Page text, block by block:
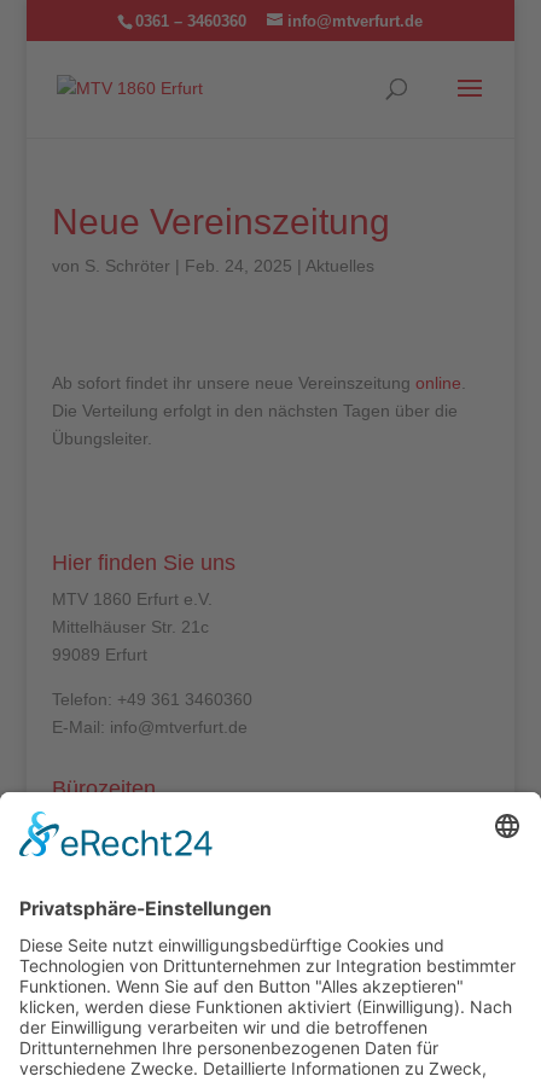
0361 – 3460360 info@mtverfurt.de
Neue Vereinszeitung
von S. Schröter | Feb. 24, 2025 | Aktuelles
Ab sofort findet ihr unsere neue Vereinszeitung online
Die Verteilung erfolgt in den nächsten Tagen über die
Übungsleiter.
Hier finden Sie uns
MTV 1860 Erfurt e.V.
Mittelhäuser Str. 21c
99089 Erfurt
Telefon: +49 361 3460360
E-Mail: info@mtverfurt.de
Bürozeiten
Mo – Do: 8:00 – 14:00 Uhr
Termine außerhalb unserer Geschäftszeiten nur
nach Absprache.
Folgt uns auf facebook